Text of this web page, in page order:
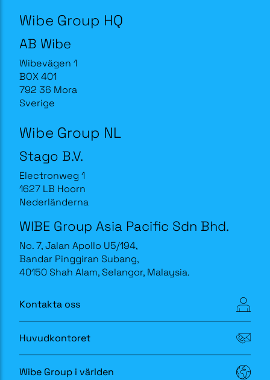
Wibe Group HQ
AB Wibe
Wibevägen 1
BOX 401
792 36 Mora
Sverige
Wibe Group NL
Stago B.V.
Electronweg 1
1627 LB Hoorn
Nederländerna
WIBE Group Asia Pacific Sdn Bhd.
No. 7, Jalan Apollo U5/194,
Bandar Pinggiran Subang,
40150 Shah Alam, Selangor, Malaysia.
Kontakta oss
Huvudkontoret
Wibe Group i världen